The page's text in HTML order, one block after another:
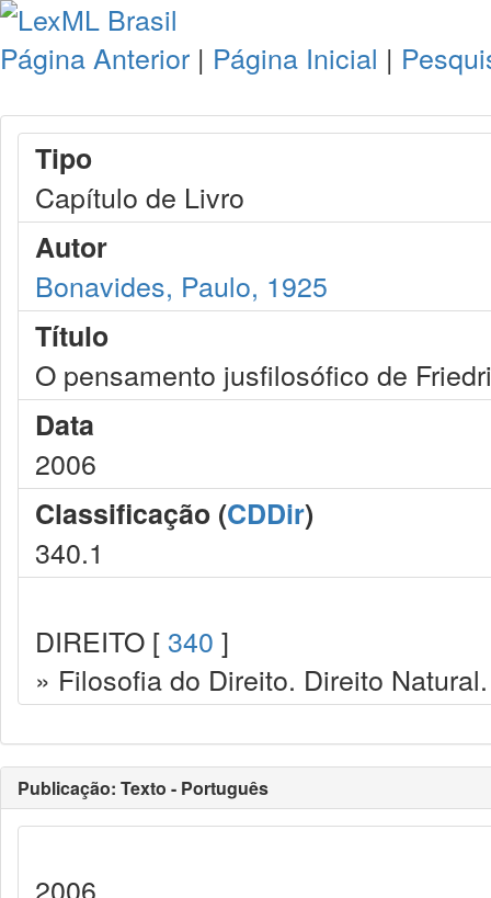
Página Anterior | Página Inicial |
Tipo
Capítulo de Livro
Autor
Bonavides, Paulo, 1925
Título
O pensamento jusfilosófico de
Data
2006
Classificação (CDDir)
340.1
DIREITO [ 340 ]
» Filosofia do Direito. Direito
Publicação: Texto - Português
2006